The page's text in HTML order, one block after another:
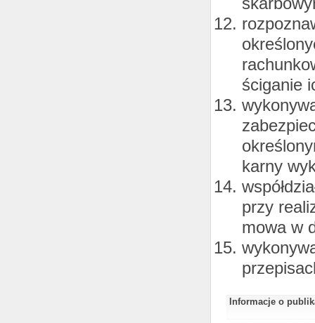
ściganie
karny
przy
mowa w
Informacje o